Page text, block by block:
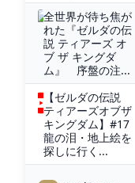
全世界が待ち焦が
れた『ゼルダの伝
説 ティアーズ オ
ブ ザ キングダ
ム』 序盤の注...
【ゼルダの伝説
ティアーズオブザ
キングダム】#17
龍の泪・地上絵を
探しに行く...